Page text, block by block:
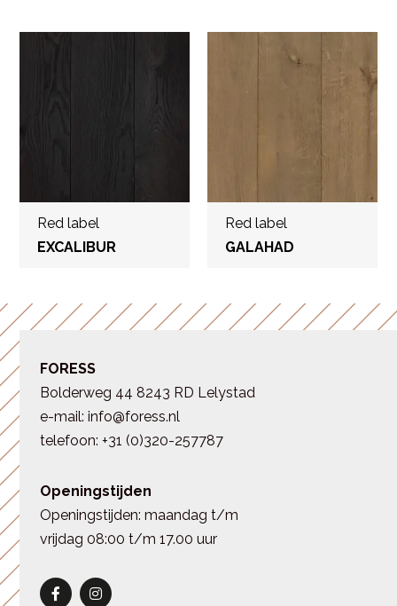
Red label
EXCALIBUR
Red label
GALAHAD
FORESS
Bolderweg 44 8243 RD Lelystad
e-mail: info@foress.nl
telefoon: +31 (0)320-257787
Openingstijden
Openingstijden: maandag t/m
vrijdag 08:00 t/m 17.00 uur